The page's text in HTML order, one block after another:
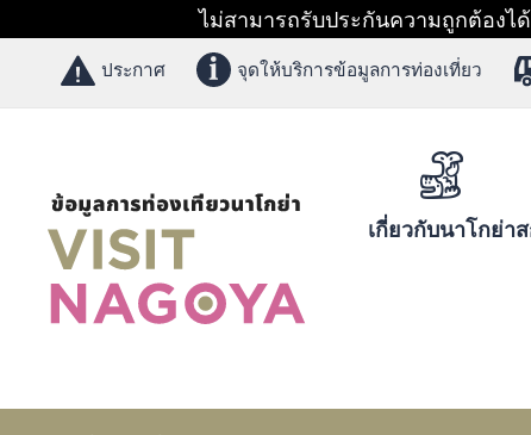
ไม่สามารถรับประกันความถูกต้องไ
ประกาศ จุดให้บริการข้อมูลการท่องเที่ยว
เกี่ยวกับนาโกย่า